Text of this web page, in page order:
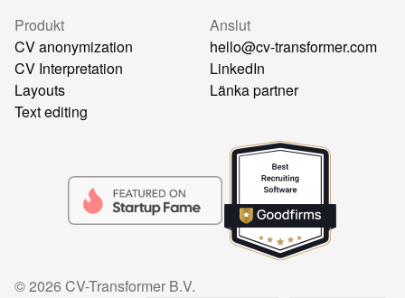
Produkt
CV anonymization
CV Interpretation
Layouts
Text editing
Anslut
hello@cv-transformer.com
LinkedIn
Länka partner
©2026 CV-Transformer B.V.